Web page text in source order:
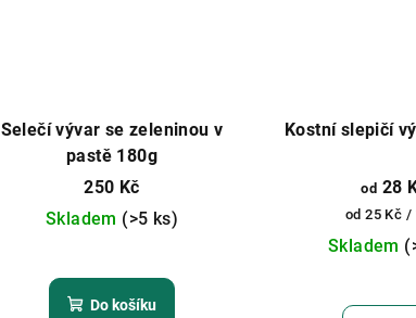
Selečí vývar se zeleninou v
pastě 180g
250 Kč
Skladem (>5 ks)
Do košíku
Kostní slepičí
od 28
Měrná
cena:
od 25 Kč /
Skladem